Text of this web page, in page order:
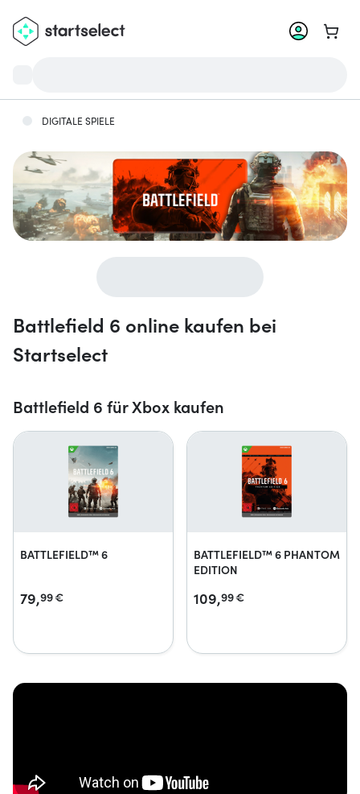
Zum
DIGITALE SPIELE
Battlefield 6 online kaufen bei
Startselect
Battlefield 6 für Xbox kaufen
BATTLEFIELD™ 6
79,99€
BATTLEFIELD™ 6 PHANTOM
EDITION
109,99€